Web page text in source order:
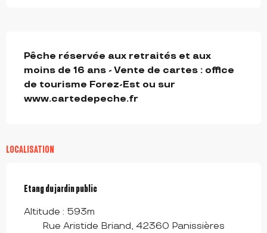
Pêche réservée aux retraités et aux
moins de 16 ans - Vente de cartes : office
de tourisme Forez-Est ou sur
www.cartedepeche.fr
LOCALISATION
Etang du jardin public
Altitude : 593m
Rue Aristide Briand, 42360 Panissières